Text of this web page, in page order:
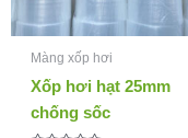
Màng xốp hơi
Xốp hơi hạt 25mm
chống sốc